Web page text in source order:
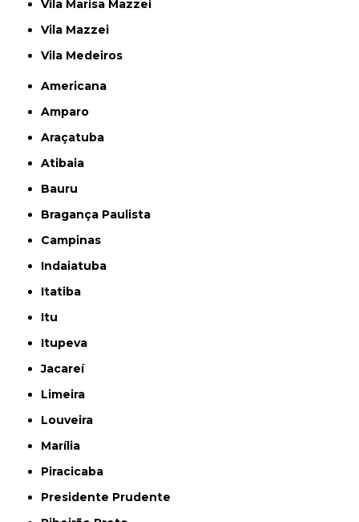
Vila Marisa Mazzei
Vila Mazzei
Vila Medeiros
Americana
Amparo
Araçatuba
Atibaia
Bauru
Bragança Paulista
Campinas
Indaiatuba
Itatiba
Itu
Itupeva
Jacareí
Limeira
Louveira
Marília
Piracicaba
Presidente Prudente